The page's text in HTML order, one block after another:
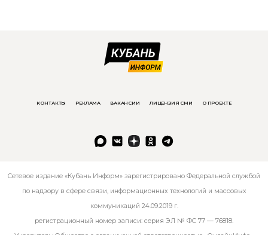
КОНТАКТЫ РЕКЛАМА ВАКАНСИИ ЛИЦЕНЗИЯ СМИ О ПРОЕКТЕ
Сетевое издание «Кубань Информ» зарегистрировано Федеральной службой
по надзору в сфере связи, информационных технологий и массовых
коммуникаций 24.09.2019 г.
регистрационный номер записи: серия ЭЛ № ФС 77 — 76818.